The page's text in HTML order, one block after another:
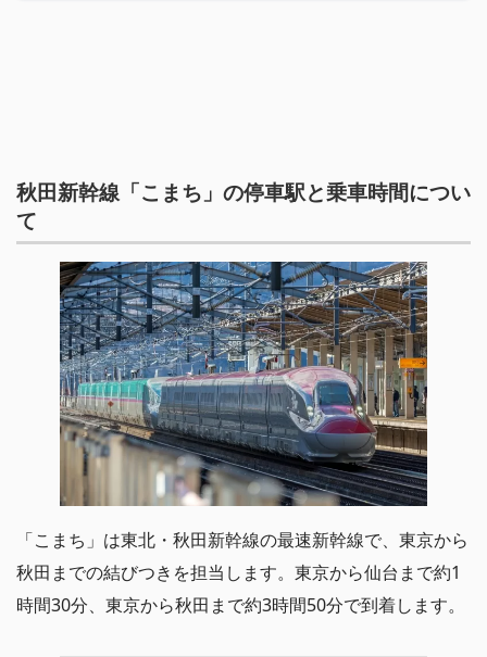
秋田新幹線「こまち」の停車駅と乗車時間につい
て
「こまち」は東北・秋田新幹線の最速新幹線で、東京から
秋田までの結びつきを担当します。東京から仙台まで約1
時間30分、東京から秋田まで約3時間50分で到着します。